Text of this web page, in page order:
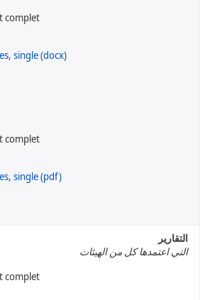
complet
complet
التقارير
التي اعتمدها كل من الهيئات
complet